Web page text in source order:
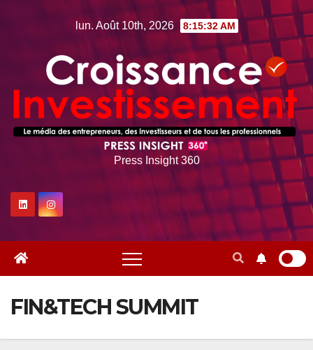
lun. Août 10th, 2026 8:15:33 AM
Press Insight 360
FIN&TECH SUMMIT